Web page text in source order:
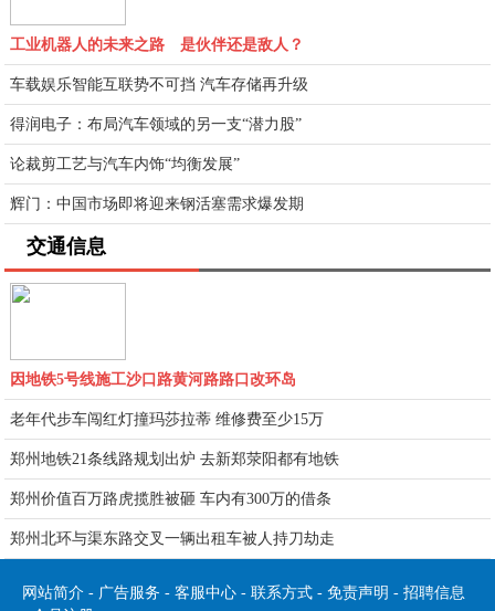
工业机器人的未来之路 是伙伴还是敌人？
车载娱乐智能互联势不可挡 汽车存储再升级
得润电子：布局汽车领域的另一支“潜力股”
论裁剪工艺与汽车内饰“均衡发展”
辉门：中国市场即将迎来钢活塞需求爆发期
交通信息
因地铁5号线施工沙口路黄河路路口改环岛
老年代步车闯红灯撞玛莎拉蒂 维修费至少15万
郑州地铁21条线路规划出炉 去新郑荥阳都有地铁
郑州价值百万路虎揽胜被砸 车内有300万的借条
郑州北环与渠东路交叉一辆出租车被人持刀劫走
网站简介 - 广告服务 - 客服中心 - 联系方式 - 免责声明 - 招聘信息